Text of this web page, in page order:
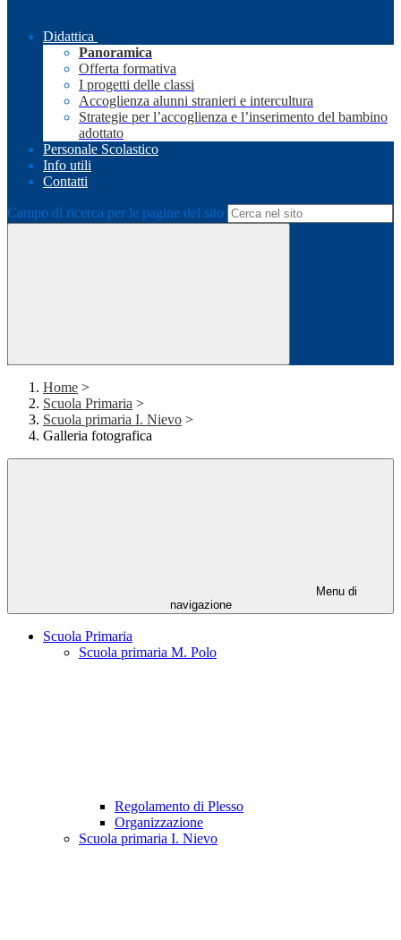
Didattica
Panoramica
Offerta formativa
I progetti delle classi
Accoglienza alunni stranieri e intercultura
Strategie per l’accoglienza e l’inserimento del bambino
adottato
Personale Scolastico
Info utili
Contatti
Campo di ricerca per le pagine del sito
Home >
Scuola Primaria >
Scuola primaria I. Nievo >
Galleria fotografica
Menu di
navigazione
Scuola Primaria
Scuola primaria M. Polo
Regolamento di Plesso
Organizzazione
Scuola primaria I. Nievo